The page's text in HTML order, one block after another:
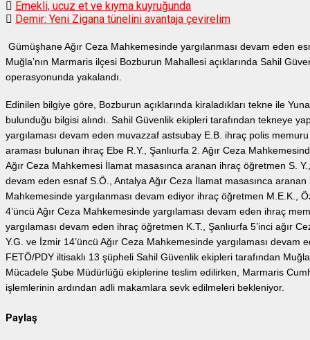
Emekli, ucuz et ve kıyma kuyruğunda
Demir: Yeni Zigana tünelini avantaja çevirelim
Gümüşhane Ağır Ceza Mahkemesinde yargılanması devam eden
Muğla’nın Marmaris ilçesi Bozburun Mahallesi açıklarında Sahil
operasyonunda yakalandı.
Edinilen bilgiye göre, Bozburun açıklarında kiraladıkları tekne ile
bulunduğu bilgisi alındı. Sahil Güvenlik ekipleri tarafından tekneye
yargılaması devam eden muvazzaf astsubay E.B. ihraç polis
araması bulunan ihraç Ebe R.Y., Şanlıurfa 2. Ağır Ceza
Ağır Ceza Mahkemesi İlamat masasınca aranan ihraç öğretmen S.
devam eden esnaf S.Ö., Antalya Ağır Ceza İlamat masasınca
Mahkemesinde yargılanması devam ediyor ihraç öğretmen M.E.K.,
4’üncü Ağır Ceza Mahkemesinde yargılaması devam eden ihraç
yargılaması devam eden ihraç öğretmen K.T., Şanlıurfa 5’inci ağır
Y.G. ve İzmir 14’üncü Ağır Ceza Mahkemesinde yargılaması devam
FETÖ/PDY iltisaklı 13 şüpheli Sahil Güvenlik ekipleri tarafından
Mücadele Şube Müdürlüğü ekiplerine teslim edilirken, Marmaris
işlemlerinin ardından adli makamlara sevk edilmeleri bekleniyor.
Paylaş